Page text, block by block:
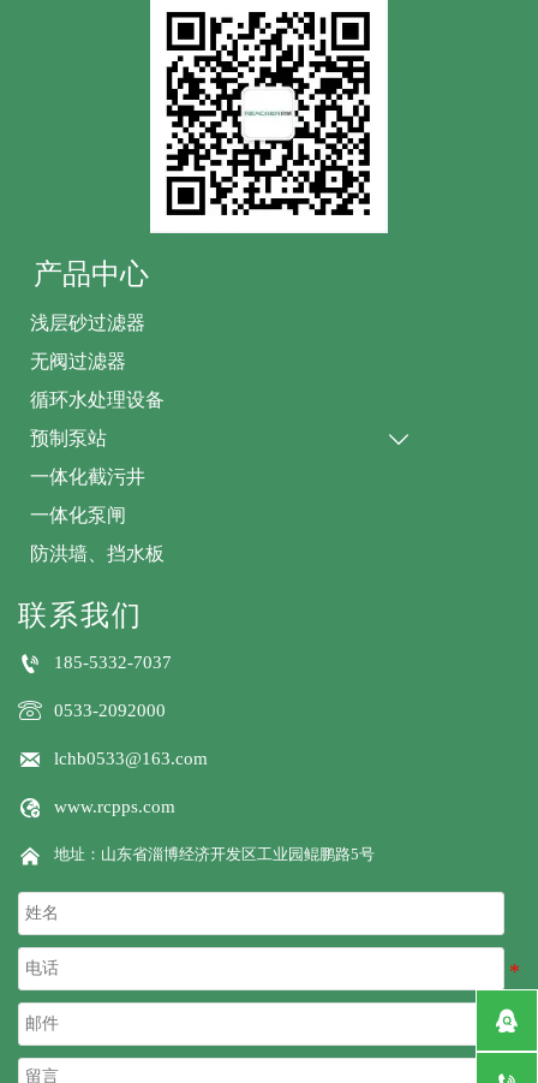
产品中心
浅层砂过滤器
无阀过滤器
循环水处理设备
预制泵站

一体化截污井
一体化泵闸
防洪墙、挡水板
联系我们
 185-5332-7037
 0533-2092000
 lchb0533@163.com
 www.rcpps.com
 地址：山东省淄博经济开发区工业园鲲鹏路5号
